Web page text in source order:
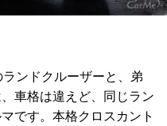
ンドクルーザーと、弟
車格は違えど、同じラン
です。本格クロスカント